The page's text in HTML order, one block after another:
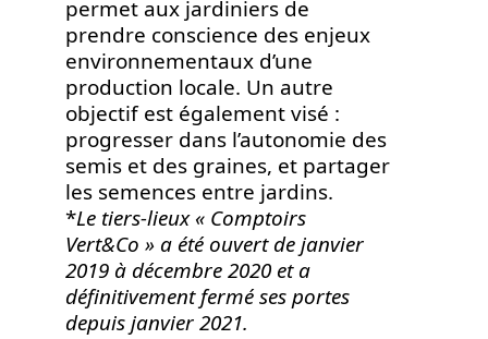
permet aux jardiniers de
prendre conscience des enjeux
environnementaux d’une
production locale. Un autre
objectif est également visé :
progresser dans l’autonomie des
semis et des graines, et partager
les semences entre jardins.
*Le tiers-lieux « Comptoirs
Vert&Co » a été ouvert de janvier
2019 à décembre 2020 et a
définitivement fermé ses portes
depuis janvier 2021.